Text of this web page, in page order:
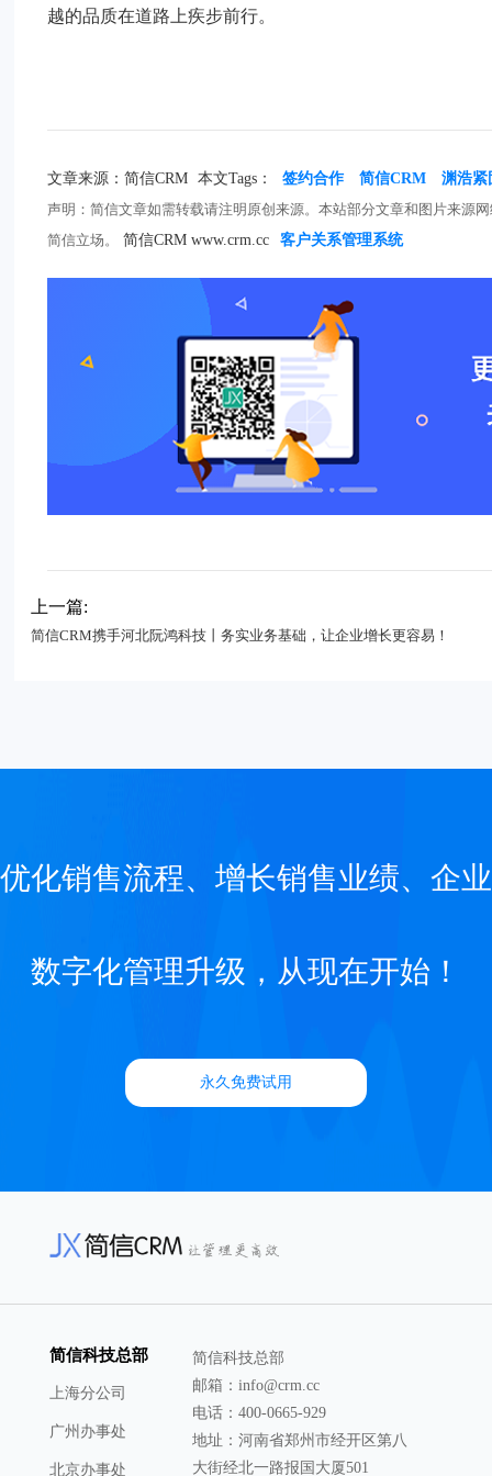
越的品质在道路上疾步前行。
文章来源：简信CRM 本文Tags： 签约合作 简信CRM
渊浩紧
声明：简信文章如需转载请注明原创来源。本站部分文章和图片来源
简信立场。
简信CRM www.crm.cc 客户关系管理系统
上一篇:
简信CRM携手河北阮鸿科技丨务实业务基础，让企业增长更容易！
优化销售流程、增长销售业绩、企业
数字化管理升级，从现在开始！
永久免费试用
简信科技总部
上海分公司
广州办事处
北京办事处
简信科技总部
邮箱：info@crm.cc
电话：400-0665-929
地址：河南省郑州市经开区第八
大街经北一路报国大厦501